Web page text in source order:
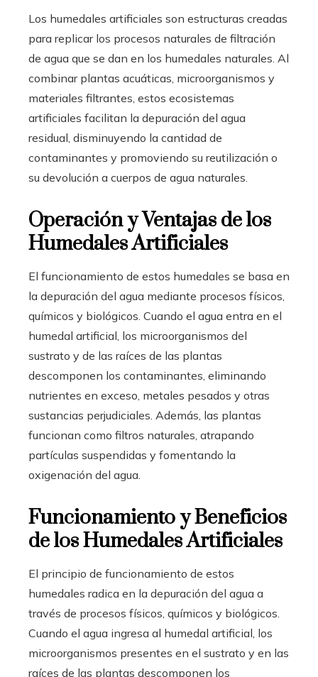
Los humedales artificiales son estructuras creadas
para replicar los procesos naturales de filtración
de agua que se dan en los humedales naturales. Al
combinar plantas acuáticas, microorganismos y
materiales filtrantes, estos ecosistemas
artificiales facilitan la depuración del agua
residual, disminuyendo la cantidad de
contaminantes y promoviendo su reutilización o
su devolución a cuerpos de agua naturales.
Operación y Ventajas de los
Humedales Artificiales
El funcionamiento de estos humedales se basa en
la depuración del agua mediante procesos físicos,
químicos y biológicos. Cuando el agua entra en el
humedal artificial, los microorganismos del
sustrato y de las raíces de las plantas
descomponen los contaminantes, eliminando
nutrientes en exceso, metales pesados y otras
sustancias perjudiciales. Además, las plantas
funcionan como filtros naturales, atrapando
partículas suspendidas y fomentando la
oxigenación del agua.
Funcionamiento y Beneficios
de los Humedales Artificiales
El principio de funcionamiento de estos
humedales radica en la depuración del agua a
través de procesos físicos, químicos y biológicos.
Cuando el agua ingresa al humedal artificial, los
microorganismos presentes en el sustrato y en las
raíces de las plantas descomponen los